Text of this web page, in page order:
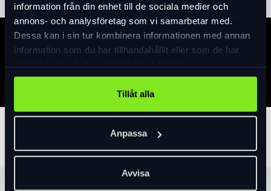
information från din enhet till de sociala medier och
annons- och analysföretag som vi samarbetar med.
Dessa kan i sin tur kombinera informationen med annan
information som du har tillhandahållit eller som de har
Tillåt alla
Anpassa
Avvisa
Specifikation